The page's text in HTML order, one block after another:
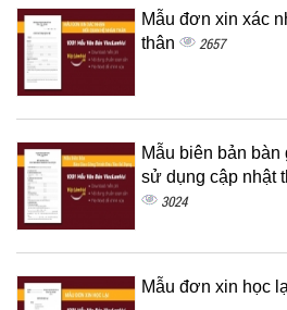
Mẫu đơn xin xác
thân
2657
Mẫu biên bản
sử dụng cập nhật
3024
Mẫu đơn xin học